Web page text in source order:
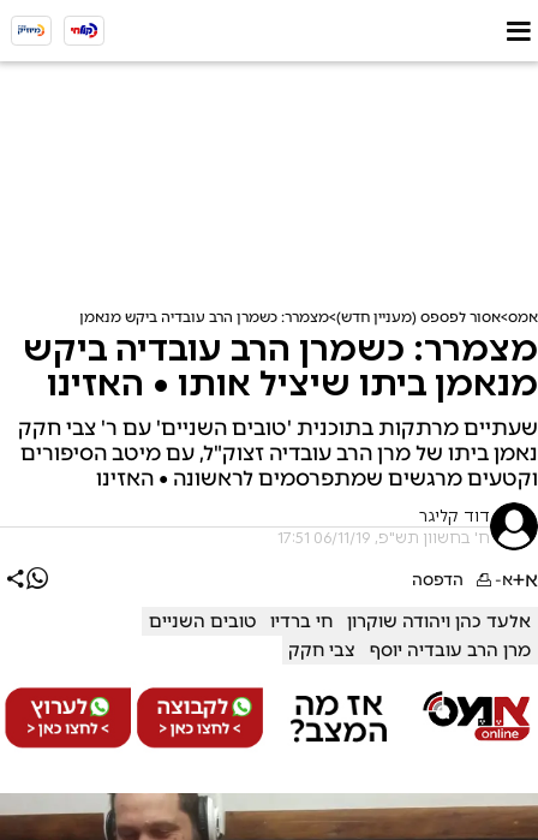
אמס אסור לפספס (מעניין חדש) מצמרר: כשמרן הרב עובדיה ביקש מנאמן ביתו שיציל
מצמרר: כשמרן הרב עובדיה ביקש
מנאמן ביתו שיציל אותו • האזינו
שעתיים מרתקות בתוכנית 'טובים השניים' עם ר' צבי חקק
נאמן ביתו של מרן הרב עובדיה זצוק"ל, עם מיטב הסיפורים
וקטעים מרגשים שמתפרסמים לראשונה • האזינו
דוד קליגר
ח' בחשוון תש"פ, 06/11/19 17:51
א+א- הדפסה
אלעד כהן ויהודה שוקרון חי ברדיו
טובים השניים
מרן הרב עובדיה יוסף
צבי חקק